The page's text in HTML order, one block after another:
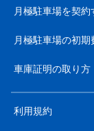
月極駐車場を契約
月極駐車場の初期
車庫証明の取り方
利用規約